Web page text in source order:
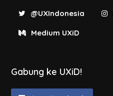
@UXIndonesia
Medium UXiD
Gabung ke UXiD!